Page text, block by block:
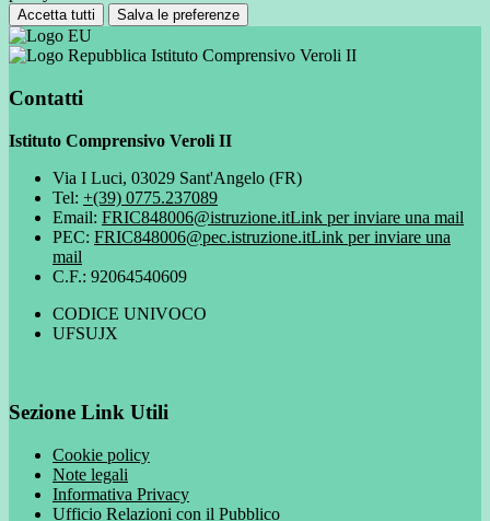
Accetta tutti Salva le preferenze
Istituto Comprensivo Veroli II
Contatti
Istituto Comprensivo Veroli II
Via I Luci, 03029 Sant'Angelo (FR)
Tel: +(39) 0775.237089
Email: FRIC848006@istruzione.itLink per inviare una mail
PEC: FRIC848006@pec.istruzione.itLink per inviare una
mail
C.F.: 92064540609
CODICE UNIVOCO
UFSUJX
Sezione Link Utili
Cookie policy
Note legali
Informativa Privacy
Ufficio Relazioni con il Pubblico